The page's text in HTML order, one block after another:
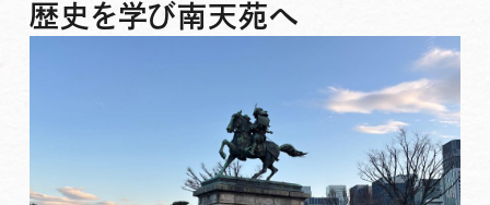
歴史を学び南天苑へ